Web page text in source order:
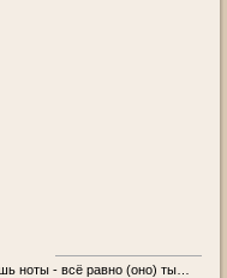
ноты - всё равно (оно) ты…